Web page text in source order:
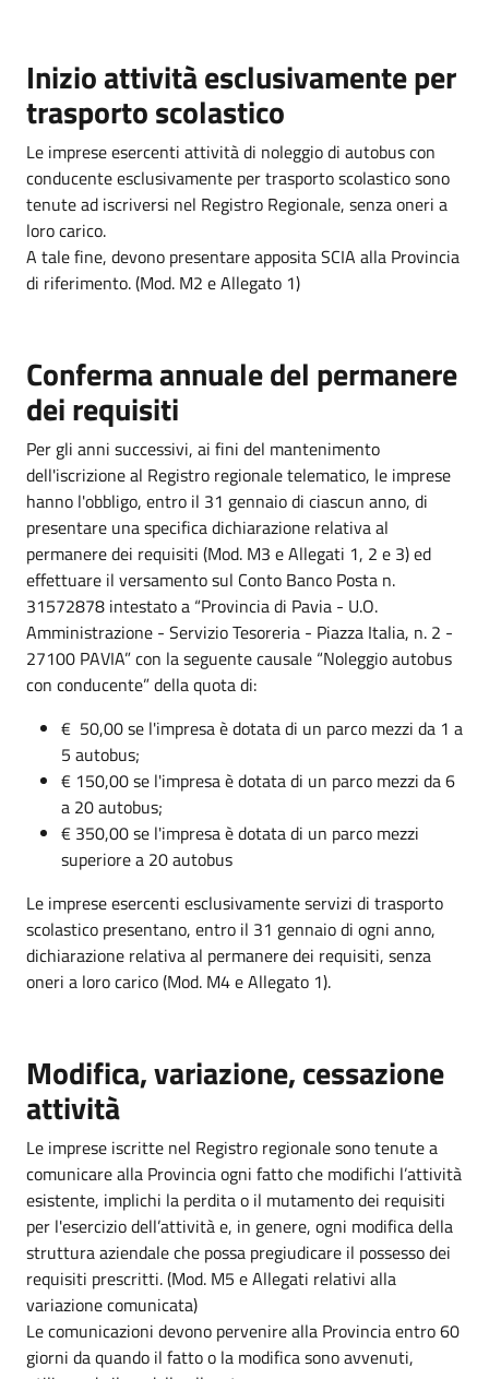
Inizio attività esclusivamente per
trasporto scolastico
Le imprese esercenti attività di noleggio di autobus con
conducente esclusivamente per trasporto scolastico sono
tenute ad iscriversi nel Registro Regionale, senza oneri a
loro carico.
A tale fine, devono presentare apposita SCIA alla Provincia
di riferimento. (Mod. M2 e Allegato 1)
Conferma annuale del permanere
dei requisiti
Per gli anni successivi, ai fini del mantenimento
dell'iscrizione al Registro regionale telematico, le imprese
hanno l'obbligo, entro il 31 gennaio di ciascun anno, di
presentare una specifica dichiarazione relativa al
permanere dei requisiti (Mod. M3 e Allegati 1, 2 e 3) ed
effettuare il versamento sul Conto Banco Posta n.
31572878 intestato a “Provincia di Pavia - U.O.
Amministrazione - Servizio Tesoreria - Piazza Italia, n. 2 -
27100 PAVIA” con la seguente causale “Noleggio autobus
con conducente” della quota di:
€ 50,00 se l'impresa è dotata di un parco mezzi da 1 a
5 autobus;
€ 150,00 se l'impresa è dotata di un parco mezzi da 6
a 20 autobus;
€ 350,00 se l'impresa è dotata di un parco mezzi
superiore a 20 autobus
Le imprese esercenti esclusivamente servizi di trasporto
scolastico presentano, entro il 31 gennaio di ogni anno,
dichiarazione relativa al permanere dei requisiti, senza
oneri a loro carico (Mod. M4 e Allegato 1).
Modifica, variazione, cessazione
attività
Le imprese iscritte nel Registro regionale sono tenute a
comunicare alla Provincia ogni fatto che modifichi l’attività
esistente, implichi la perdita o il mutamento dei requisiti
per l'esercizio dell’attività e, in genere, ogni modifica della
struttura aziendale che possa pregiudicare il possesso dei
requisiti prescritti. (Mod. M5 e Allegati relativi alla
variazione comunicata)
Le comunicazioni devono pervenire alla Provincia entro 60
giorni da quando il fatto o la modifica sono avvenuti,